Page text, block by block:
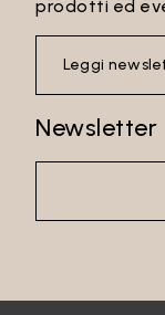
prodotti ed
Leggi
Newsletter